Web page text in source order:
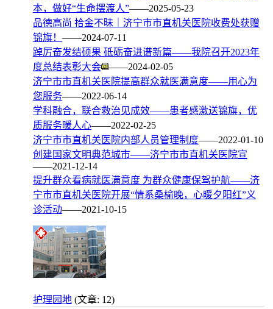
本，做好“生命摆渡人”——2025-05-23
品德高尚 拾金不昧｜济宁市市直机关医院收费处获赠
锦旗！ ——2024-07-11
踔厉奋发结硕果 砥砺奋进谱新篇——我院召开2023年
度总结表彰大会
——2024-02-05
济宁市市直机关医院提高群众就医满意度——用心为
您服务——2022-06-14
学科融合，联合救治见成效——患者感激送锦旗，优
质服务暖人心——2022-02-25
济宁市市直机关医院内部人员管理制度——2022-01-10
创建国家文明典范城市——济宁市市直机关医院宣
——2021-12-14
提升群众看病就医满意度 为群众健康保驾护航——济
宁市市直机关医院开展“情系桑榆晚，心暖夕阳红”义
诊活动——2021-10-15
护理园地 (文章: 12)